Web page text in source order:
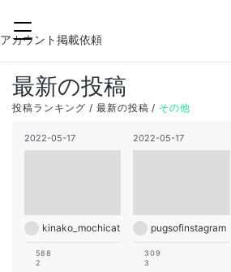
アカウント掲載依頼
最新の投稿
3
4 5 6
17
18
24
25
15
16 17 18
投稿ランキング 最新の投稿 その他
2022-05-17
kinako_mochicat
588
2
2022-05-17
pugsofinstagram
309
3